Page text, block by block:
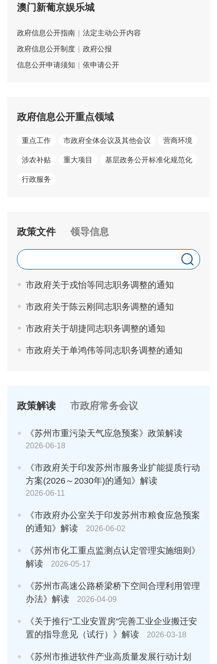
澳门新葡京娱乐城
政府信息公开指南 | 法定主动公开内容
政府信息公开制度 | 政府公报
信息公开申请须知 | 依申请公开
政府信息公开重点领域
重点工作 市政府全体会议及其他会议 营商环境
涉农补贴 重大项目 基层政务公开标准化规范化
行政服务
政策文件 领导信息
市政府关于戎怡等同志职务调整的通知
市政府关于陈云刚同志职务调整的通知
市政府关于胡捷同志职务调整的通知
市政府关于单鸿伟等同志职务调整的通知
政策解读 市政府常务会议
《苏州市重污染天气应急预案》政策解读
2026-06-18
《市政府关于印发苏州市服务业扩能提质行动
方案(2026～2030年)的通知》解读
2026-06-11
《市政府办公室关于印发苏州市粮食应急预案
的通知》解读
2026-06-02
《苏州市化工重点监测点认定管理实施细则》
解读
2026-05-17
《苏州市高速公路桥梁桥下空间合理利用管理
办法》解读
2026-04-09
《关于推行"工业安置房"完善工业企业搬迁安
置的指导意见（试行）》解读
2026-03-18
《苏州市推进软件产业高质量发展行动计划